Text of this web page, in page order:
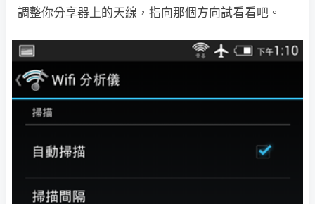
調整你分享器上的天線，指向那個方向試看看吧。